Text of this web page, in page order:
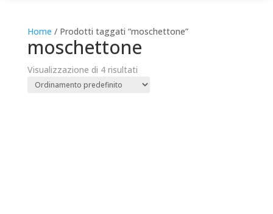
Home / Prodotti taggati “moschettone”
moschettone
Visualizzazione di 4 risultati